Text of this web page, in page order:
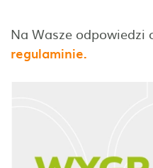
Na Wasze odpowiedzi
regulaminie.